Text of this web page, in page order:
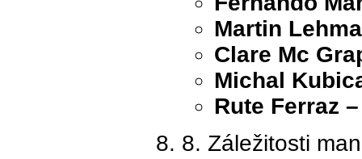
Martin
Clare Mc
Michal
Rute Ferraz
8. Záležitosti